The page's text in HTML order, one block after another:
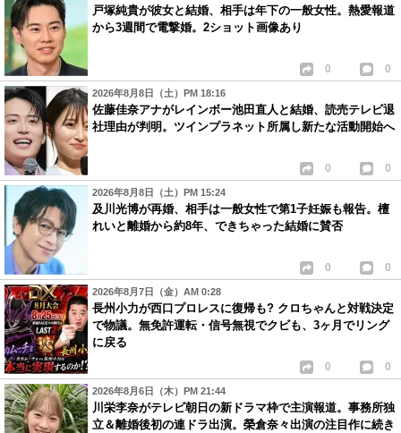
戸塚純貴が彼女と結婚、相手は年下の一般女性。熱愛報道
から3週間で電撃婚。2ショット画像あり
0 0
2026年8月8日（土）PM 18:16
佐藤佳奈アナがレインボー池田直人と結婚、読売テレビ退
社理由が判明。ツインプラネット所属し新たな活動開始へ
0 0
2026年8月8日（土）PM 15:24
及川光博が再婚、相手は一般女性で第1子妊娠も報告。檀
れいと離婚から約8年、できちゃった結婚に賛否
0 0
2026年8月7日（金）AM 0:28
長州小力が西口プロレスに復帰も? クロちゃんと対戦決定
で物議。無免許運転・信号無視でクビも、3ヶ月でリング
に戻る
0 0
2026年8月6日（木）PM 21:44
川栄李奈がテレビ朝日の新ドラマ枠で主演報道。事務所独
立＆離婚後初の連ドラ出演。榮倉奈々出演の注目作に続き